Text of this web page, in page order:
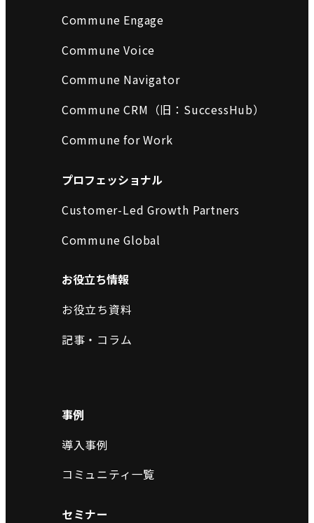
Commune Engage
Commune Voice
Commune Navigator
Commune CRM（旧：SuccessHub）
Commune for Work
プロフェッショナル
Customer-Led Growth Partners
Commune Global
お役立ち情報
お役立ち資料
記事・コラム
事例
導入事例
コミュニティ一覧
セミナー